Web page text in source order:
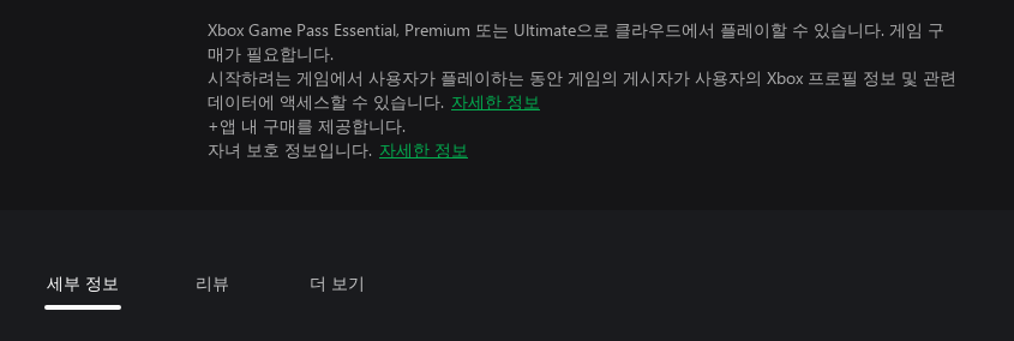
Xbox Game Pass Essential, Premium 또는 Ultimate으로 클라우드에서 플레이할 수 있습니다. 게임 구
매가 필요합니다.
시작하려는 게임에서 사용자가 플레이하는 동안 게임의 게시자가 사용자의 Xbox 프로필 정보 및 관련
데이터에 액세스할 수 있습니다. 자세한 정보
+앱 내 구매를 제공합니다.
자녀 보호 정보입니다. 자세한 정보
세부 정보 리뷰 더 보기